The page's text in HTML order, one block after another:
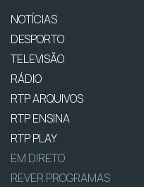
NOTÍCIAS
DESPORTO
TELEVISÃO
RÁDIO
RTP ARQUIVOS
RTP ENSINA
RTP PLAY
EM DIRETO
REVER PROGRAMAS